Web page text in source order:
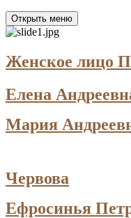
Открыть меню
Женское лицо
Елена
Мария
Червова
Ефросинья